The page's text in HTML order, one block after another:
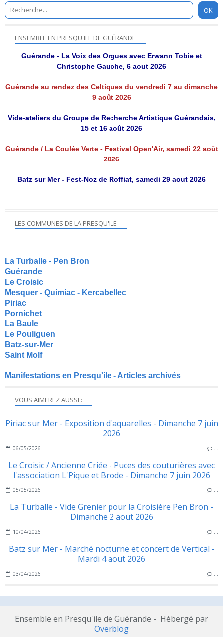
VOUS AIMEREZ AUSSI :
Piriac sur Mer - Exposition d'aquarelles - Dimanche 7 juin
2026
06/05/2026 …
Le Croisic / Ancienne Criée - Puces des couturières avec
l'association L'Pique et Brode - Dimanche 7 juin 2026
05/05/2026 …
La Turballe - Vide Grenier pour la Croisière Pen Bron -
Dimanche 2 aout 2026
10/04/2026 …
Batz sur Mer - Marché nocturne et concert de Vertical -
Mardi 4 aout 2026
03/04/2026 …
ENSEMBLE EN PRESQU'ILE DE GUÉRANDE
Guérande - La Voix des Orgues avec Erwann Tobie et
Christophe Gauche, 6 aout 2026
Guérande au rendez des Celtiques du vendredi 7 au dimanche
9 août 2026
Vide-ateliers du Groupe de Recherche Artistique Guérandais,
15 et 16 août 2026
Guérande / La Coulée Verte - Festival Open'Air, samedi 22 août
2026
Batz sur Mer - Fest-Noz de Roffiat, samedi 29 aout 2026
LES COMMUNES DE LA PRESQU'ILE
La Turballe - Pen Bron
Guérande
Le Croisic
Mesquer - Quimiac - Kercabellec
Piriac
Pornichet
La Baule
Le Pouliguen
Batz-sur-Mer
Saint Molf
Manifestations en Presqu'ile - Articles archivés
Ensemble en Presqu'ile de Guérande - Hébergé par
Overblog